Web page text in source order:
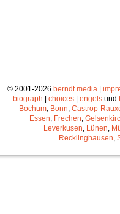
© 2001-2026 berndt media |
biograph | choices | engels und
Bochum Bonn Castrop-
Essen Frechen
Leverkusen Lünen
Recklinghausen